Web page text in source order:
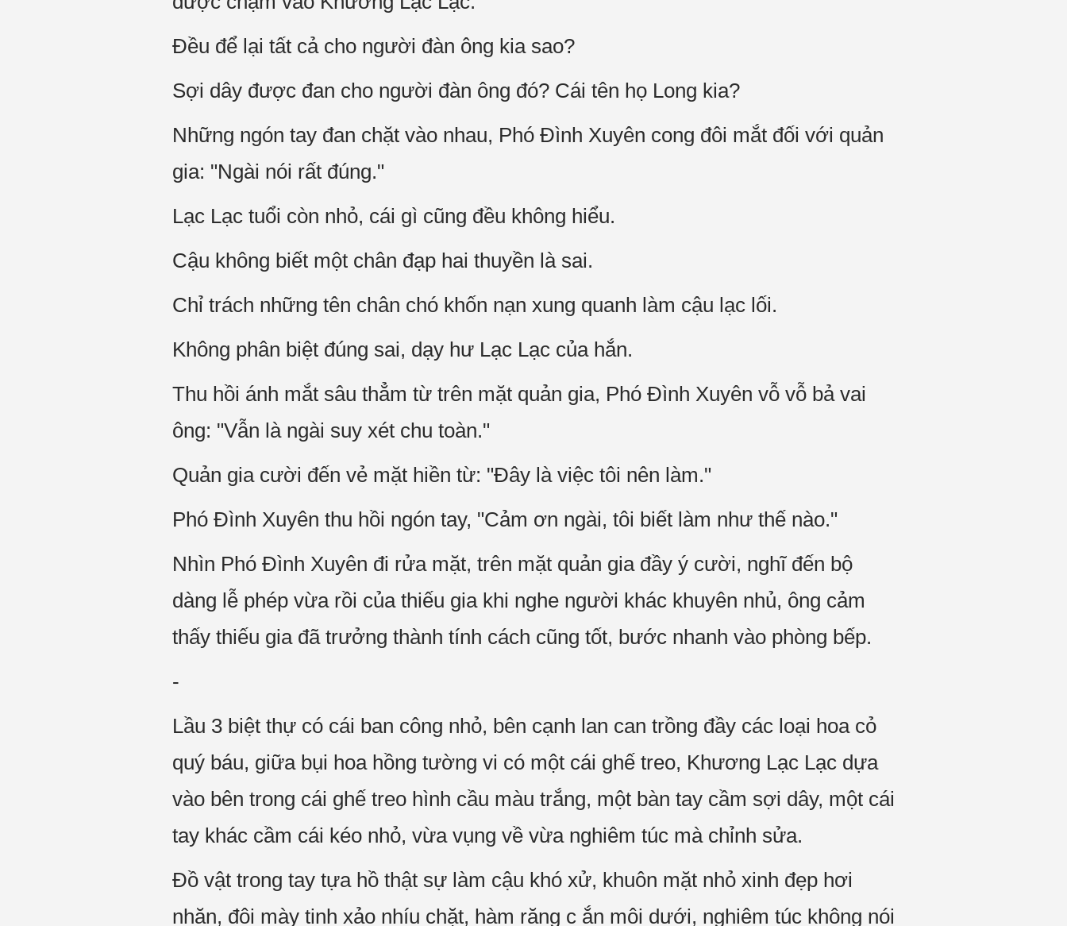
Đều để lại tất cả cho người đàn ông kia sao?
Sợi dây được đan cho người đàn ông đó? Cái tên họ Long kia?
Những ngón tay đan chặt vào nhau, Phó Đình Xuyên cong đôi mắt đối với quản
gia: "Ngài nói rất đúng."
Lạc Lạc tuổi còn nhỏ, cái gì cũng đều không hiểu.
Cậu không biết một chân đạp hai thuyền là sai.
Chỉ trách những tên chân chó khốn nạn xung quanh làm cậu lạc lối.
Không phân biệt đúng sai, dạy hư Lạc Lạc của hắn.
Thu hồi ánh mắt sâu thẳm từ trên mặt quản gia, Phó Đình Xuyên vỗ vỗ bả vai
ông: "Vẫn là ngài suy xét chu toàn."
Quản gia cười đến vẻ mặt hiền từ: "Đây là việc tôi nên làm."
Phó Đình Xuyên thu hồi ngón tay, "Cảm ơn ngài, tôi biết làm như thế nào."
Nhìn Phó Đình Xuyên đi rửa mặt, trên mặt quản gia đầy ý cười, nghĩ đến bộ
dàng lễ phép vừa rồi của thiếu gia khi nghe người khác khuyên nhủ, ông cảm
thấy thiếu gia đã trưởng thành tính cách cũng tốt, bước nhanh vào phòng bếp.
-
Lầu 3 biệt thự có cái ban công nhỏ, bên cạnh lan can trồng đầy các loại hoa cỏ
quý báu, giữa bụi hoa hồng tường vi có một cái ghế treo, Khương Lạc Lạc dựa
vào bên trong cái ghế treo hình cầu màu trắng, một bàn tay cầm sợi dây, một cái
tay khác cầm cái kéo nhỏ, vừa vụng về vừa nghiêm túc mà chỉnh sửa.
Đồ vật trong tay tựa hồ thật sự làm cậu khó xử, khuôn mặt nhỏ xinh đẹp hơi
nhăn, đôi mày tinh xảo nhíu chặt, hàm răng c ắn môi dưới, nghiêm túc không nói